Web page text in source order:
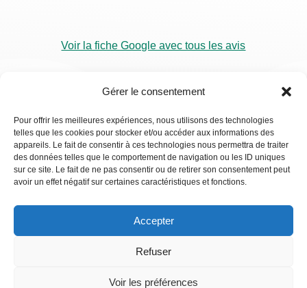
Gérer le consentement
Pour offrir les meilleures expériences, nous utilisons des technologies
telles que les cookies pour stocker et/ou accéder aux informations des
appareils. Le fait de consentir à ces technologies nous permettra de traiter
des données telles que le comportement de navigation ou les ID uniques
sur ce site. Le fait de ne pas consentir ou de retirer son consentement peut
avoir un effet négatif sur certaines caractéristiques et fonctions.
Accepter
Refuser
Voir les préférences
Voir la fiche Google avec tous les avis
RDV
Visio